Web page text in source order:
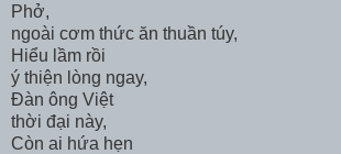
Phở,
ngoài cơm thức ăn thuần túy,
Hiểu lầm rồi
ý thiện lòng ngay,
Đàn ông Việt
thời đại này,
Còn ai hứa hẹn